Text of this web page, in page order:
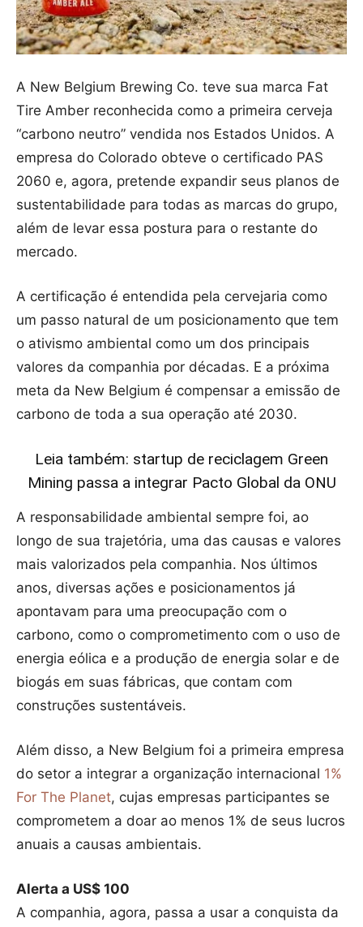
A New Belgium Brewing Co. teve sua marca Fat
Tire Amber reconhecida como a primeira cerveja
“carbono neutro” vendida nos Estados Unidos. A
empresa do Colorado obteve o certificado PAS
2060 e, agora, pretende expandir seus planos de
sustentabilidade para todas as marcas do grupo,
além de levar essa postura para o restante do
mercado.
A certificação é entendida pela cervejaria como
um passo natural de um posicionamento que tem
o ativismo ambiental como um dos principais
valores da companhia por décadas. E a próxima
meta da New Belgium é compensar a emissão de
carbono de toda a sua operação até 2030.
Leia também: startup de reciclagem Green
Mining passa a integrar Pacto Global da ONU
A responsabilidade ambiental sempre foi, ao
longo de sua trajetória, uma das causas e valores
mais valorizados pela companhia. Nos últimos
anos, diversas ações e posicionamentos já
apontavam para uma preocupação com o
carbono, como o comprometimento com o uso de
energia eólica e a produção de energia solar e de
biogás em suas fábricas, que contam com
construções sustentáveis.
Além disso, a New Belgium foi a primeira empresa
do setor a integrar a organização internacional 1%
For The Planet, cujas empresas participantes se
comprometem a doar ao menos 1% de seus lucros
anuais a causas ambientais.
Alerta a US$ 100
A companhia, agora, passa a usar a conquista da